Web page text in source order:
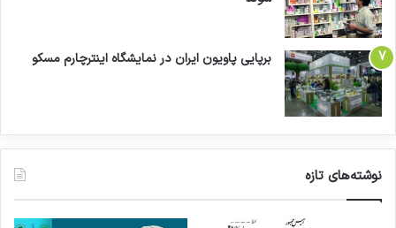
برپایی پاویون ایران در نمایشگاه اینترچارم مسکو
نوشته‌های تازه